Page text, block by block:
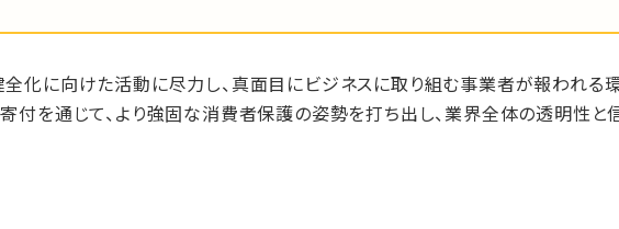
化に向けた活動に尽力し、真面目にビジネスに取り組む事業者が報われる
付を通じて、より強固な消費者保護の姿勢を打ち出し、業界全体の透明性と